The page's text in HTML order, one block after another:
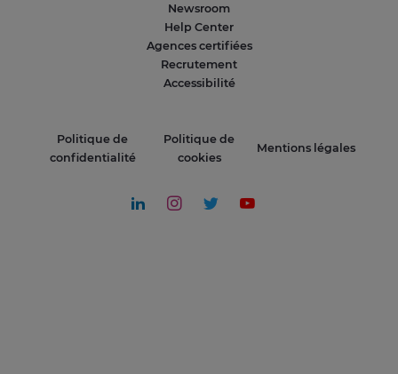
Newsroom
Help Center
Agences certifiées
Recrutement
Accessibilité
Politique de
confidentialité
Politique de
cookies
Mentions légales